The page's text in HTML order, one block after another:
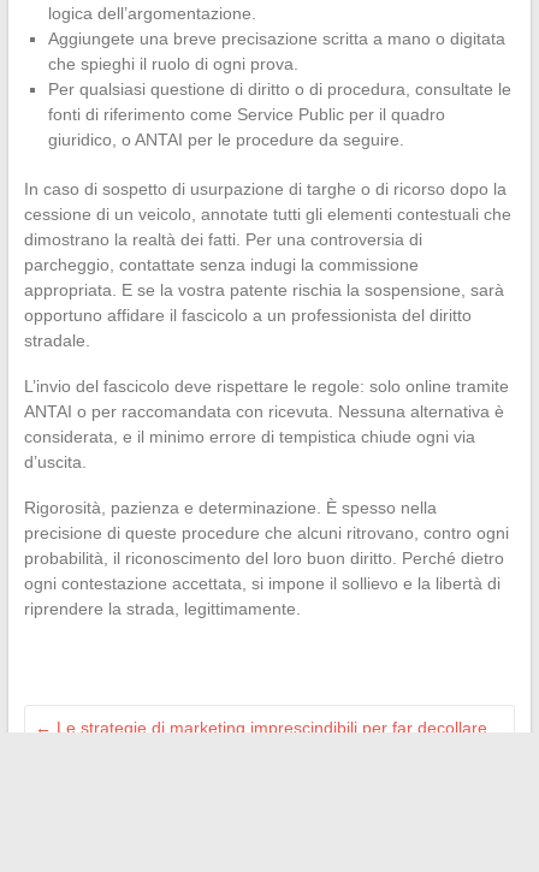
logica dell’argomentazione.
Aggiungete una breve precisazione scritta a mano o digitata
che spieghi il ruolo di ogni prova.
Per qualsiasi questione di diritto o di procedura, consultate le
fonti di riferimento come Service Public per il quadro
giuridico, o ANTAI per le procedure da seguire.
In caso di sospetto di usurpazione di targhe o di ricorso dopo la
cessione di un veicolo, annotate tutti gli elementi contestuali che
dimostrano la realtà dei fatti. Per una controversia di
parcheggio, contattate senza indugi la commissione
appropriata. E se la vostra patente rischia la sospensione, sarà
opportuno affidare il fascicolo a un professionista del diritto
stradale.
L’invio del fascicolo deve rispettare le regole: solo online tramite
ANTAI o per raccomandata con ricevuta. Nessuna alternativa è
considerata, e il minimo errore di tempistica chiude ogni via
d’uscita.
Rigorosità, pazienza e determinazione. È spesso nella
precisione di queste procedure che alcuni ritrovano, contro ogni
probabilità, il riconoscimento del loro buon diritto. Perché dietro
ogni contestazione accettata, si impone il sollievo e la libertà di
riprendere la strada, legittimamente.
← Le strategie di marketing imprescindibili per far decollare